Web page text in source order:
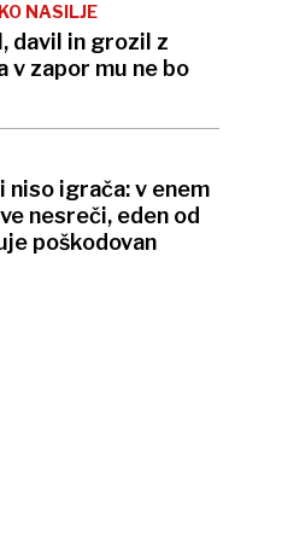
NASILJE
davil in grozil z
v zapor mu ne bo
niso igrača: v enem
nesreči, eden od
poškodovan